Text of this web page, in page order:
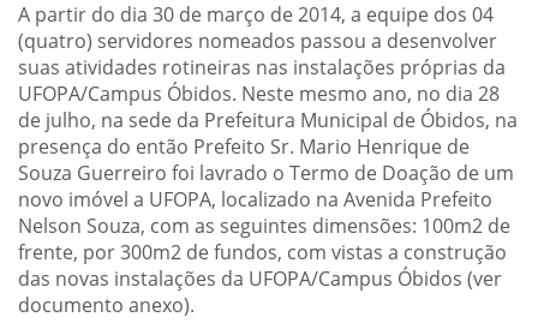
A partir do dia 30 de março de 2014, a equipe dos 04
(quatro) servidores nomeados passou a desenvolver
suas atividades rotineiras nas instalações próprias da
UFOPA/Campus Óbidos. Neste mesmo ano, no dia 28
de julho, na sede da Prefeitura Municipal de Óbidos, na
presença do então Prefeito Sr. Mario Henrique de
Souza Guerreiro foi lavrado o Termo de Doação de um
novo imóvel a UFOPA, localizado na Avenida Prefeito
Nelson Souza, com as seguintes dimensões: 100m2 de
frente, por 300m2 de fundos, com vistas a construção
das novas instalações da UFOPA/Campus Óbidos (ver
documento anexo).